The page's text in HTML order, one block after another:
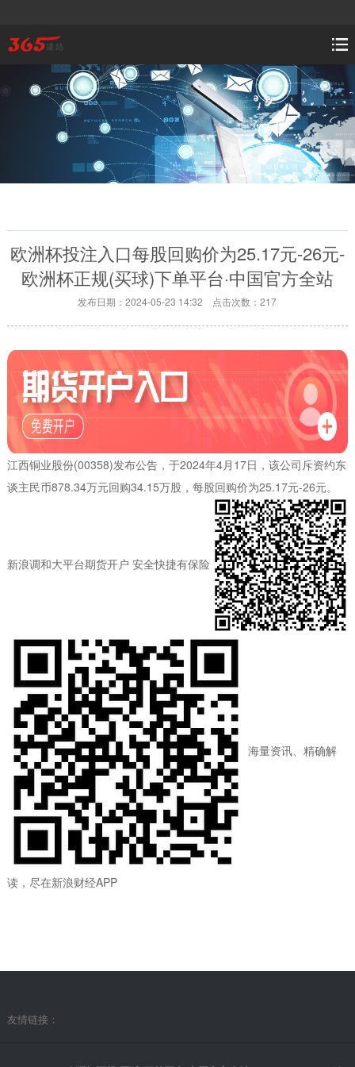
欧洲杯投注入口每股回购价为25.17元-26元-
欧洲杯正规(买球)下单平台·中国官方全站
发布日期：2024-05-23 14:32 点击次数：217
江西铜业股份(00358)发布公告，于2024年4月17日，该公司斥资约东
谈主民币878.34万元回购34.15万股，每股回购价为25.17元-26元。
新浪调和大平台期货开户 安全快捷有保险
海量资讯、精确解
读，尽在新浪财经APP
友情链接：